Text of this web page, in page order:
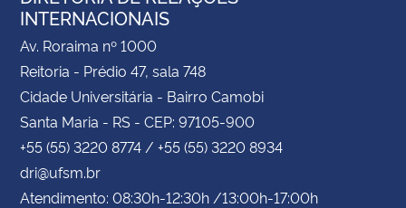
INTERNACIONAIS
Av. Roraima nº 1000
Reitoria - Prédio 47, sala 748
Cidade Universitária - Bairro Camobi
Santa Maria - RS - CEP: 97105-900
+55 (55) 3220 8774 / +55 (55) 3220 8934
dri@ufsm.br
Atendimento: 08:30h-12:30h /13:00h-17:00h